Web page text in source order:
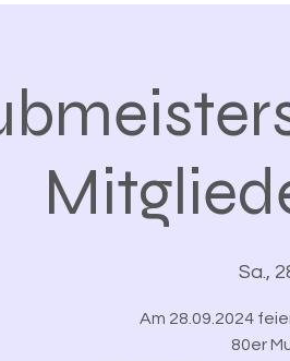
Sa.,
Am 28.09.2024
80er